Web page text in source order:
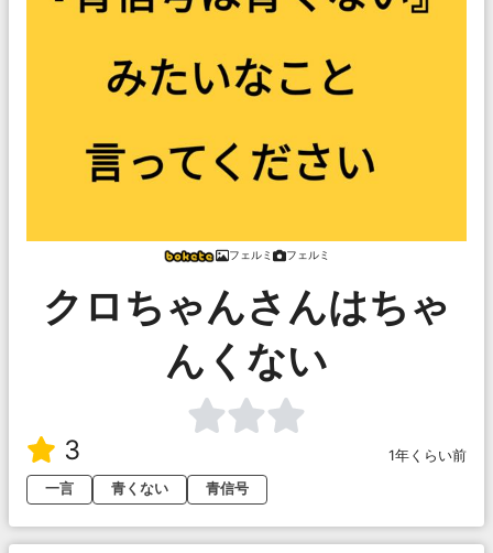
フェルミ フェルミ
クロちゃんさんはちゃ
んくない
3
1年くらい前
一言
青くない 青信号